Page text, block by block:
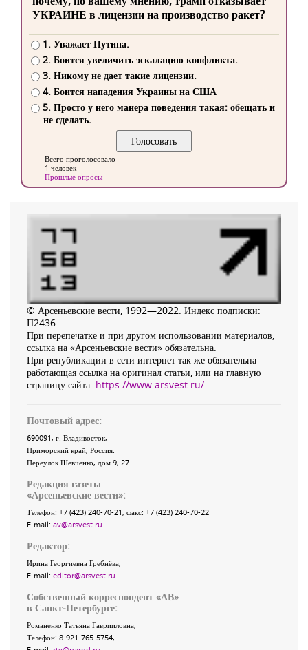
УКРАИНЕ в лицензии на производство ракет?
1. Уважает Путина.
2. Боится увеличить эскалацию конфликта.
3. Никому не дает такие лицензии.
4. Боится нападения Украины на США
5. Просто у него манера поведения такая: обещать и
не сделать.
Всего проголосовало
1 человек
Прошлые опросы
© Арсеньевские вести, 1992—2022. Индекс подписки:
П2436
При перепечатке и при другом использовании материалов,
ссылка на «Арсеньевские вести» обязательна.
При републикации в сети интернет так же обязательна
работающая ссылка на оригинал статьи, или на главную
страницу сайта: https://www.arsvest.ru/
Почтовый адрес:
690091, г. Владивосток,
Приморский край, Россия
Переулок Шевченко, дом 9, 27
Редакция газеты
«Арсеньевские вести»:
Телефон: +7 (423) 240-70-21, факс: +7 (423) 240-70-22
E-mail: av@arsvest.ru
Редактор:
Ирина Георгиевна Гребнёва,
E-mail: editor@arsvest.ru
Собственный корреспондент «АВ»
в Санкт-Петербурге:
Романенко Татьяна Гаврииловна,
Телефон: 8-921-765-5754,